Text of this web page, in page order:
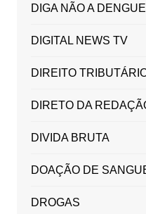
DIGA NÃO A DENGUE
DIGITAL NEWS TV
DIREITO
DIRETO DA
DIVIDA BRUTA
DOAÇÃO DE
DROGAS